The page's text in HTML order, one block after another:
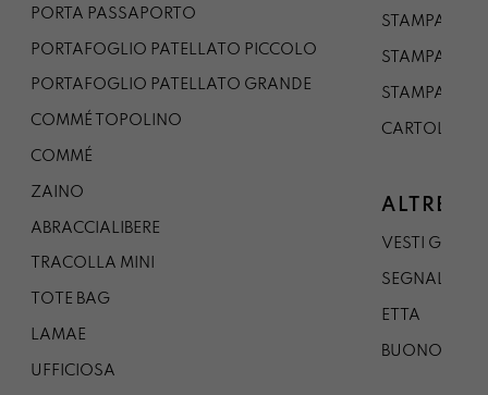
PORTA PASSAPORTO
PORTAFOGLIO PATELLATO PICCOLO
PORTAFOGLIO PATELLATO GRANDE
COMMÉ TOPOLINO
COMMÉ
ZAINO
ABRACCIALIBERE
TRACOLLA MINI
TOTE BAG
LAMAE
UFFICIOSA
STAMPA A3
STAMPA A1
STAMPA A0
CARTOLINA
ALTRE
VESTI
SEGNALIBRO
ETTA
BUONO